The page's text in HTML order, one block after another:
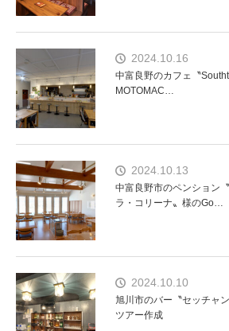
2024.10.16
中富良野のカフェ〝
MOTOMAC…
2024.10.13
中富良野市のペンション
ラ・コリーナ〟様のGo…
2024.10.10
旭川市のバー〝セッチャ
ツアー作成